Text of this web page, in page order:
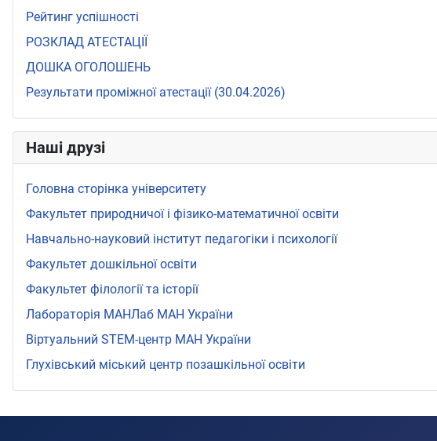
Рейтинг успішності
РОЗКЛАД АТЕСТАЦІЇ
ДОШКА ОГОЛОШЕНЬ
Результати проміжної атестації (30.04.2026)
Наші друзі
Головна сторінка університету
Факультет природничої і фізико-математичної освіти
Навчально-науковий інститут педагогіки і психології
Факультет дошкільної освіти
Факультет філології та історії
Лабораторія МАНЛаб МАН України
Віртуальний STEМ-центр МАН України
Глухівський міський центр позашкільної освіти